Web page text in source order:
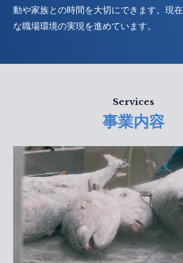
動や家族との時間を大切にできます。現
な職場環境の実現を進めています。
事業内容
Services